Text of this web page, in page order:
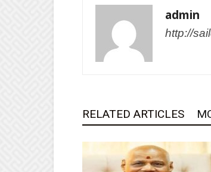
admin
http://
RELATED ARTICLES